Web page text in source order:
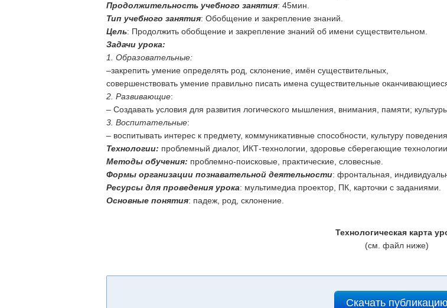
Продолжительность учебного занятия: 45мин.
Тип учебного занятия: Обобщение и закрепление знаний.
Цель: Продолжить обобщение и закрепление знаний об имени существительном.
Задачи урока:
1. Образовательные:
–закрепить умение определять род, склонение, имён существительных,
совершенствовать умение правильно писать имена существительные
2. Развивающие:
– Создавать условия для развития логического мышления, внимания, памяти;
3. Воспитательные:
– воспитывать интерес к предмету, коммуникативные способности, культуру поведения.
Технологии: проблемный диалог, ИКТ-технологии, здоровье сберегающие технологии.
Методы обучения: проблемно-поисковые, практические, словесные.
Формы организации познавательной деятельности: фронтальная,
Ресурсы для проведения урока: мультимедиа проектор, ПК, карточки с заданиями.
Основные понятия: падеж, род, склонение.
Технологическая карта
(см. файл ниже)
Скачать публикацию